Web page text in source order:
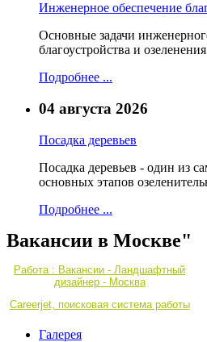
Инженерное обеспечение
Основные задачи
благоустройства и озеленения
Подробнее ...
04 августа 2026
Посадка деревьев
Посадка деревьев - один из
основных этапов
Подробнее ...
Вакансии в Москве"
Работа : Вакансии - Ландшафтный
дизайнер - Москва
Careerjet, поисковая система работы
Галерея